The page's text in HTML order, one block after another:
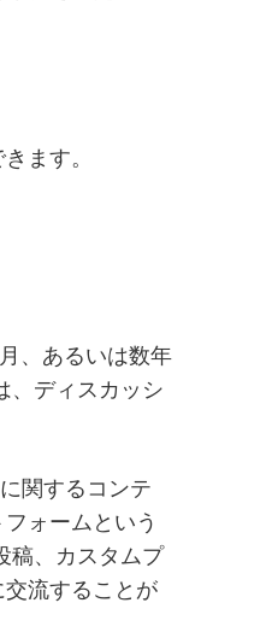
ます。
、あるいは数年
、ディスカッシ
関するコンテ
ォームという
稿、カスタムプ
流することが